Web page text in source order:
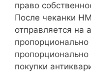
право
После чеканки
отправляется на
пропорционально
покупки